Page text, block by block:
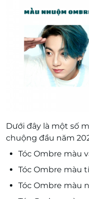
Dưới đây là một số
chuộng đầu năm
Tóc Ombre màu
Tóc Ombre màu
Tóc Ombre màu